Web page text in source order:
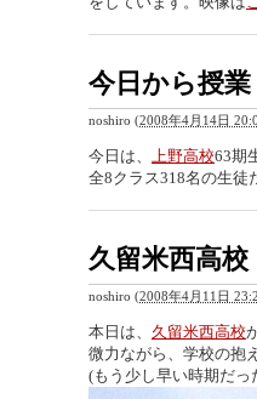
今日から授業
noshiro (2008年4月14日
今日は、 上野高校63期
全8クラス318名の生徒
久留米西高校
noshiro (2008年4月11日
本日は、 久留米西高校
微力ながら、学校の抱
(もう少し早い時期だ